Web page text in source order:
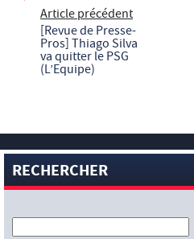
Article précédent
[Revue de Presse-
Pros] Thiago Silva
va quitter le PSG
(L’Equipe)
RECHERCHER